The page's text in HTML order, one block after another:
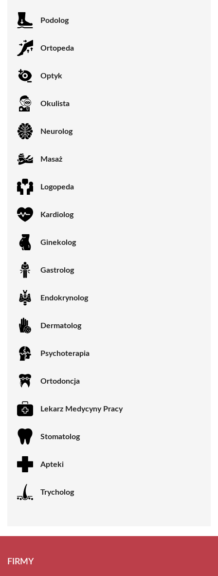
Podolog
Ortopeda
Optyk
Okulista
Neurolog
Masaż
Logopeda
Kardiolog
Ginekolog
Gastrolog
Endokrynolog
Dermatolog
Psychoterapia
Ortodoncja
Lekarz Medycyny Pracy
Stomatolog
Apteki
Trycholog
FIRMY